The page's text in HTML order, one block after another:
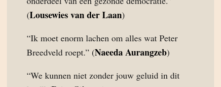
(Lousewies van der Laan)
“Ik moet enorm lachen om alles wat Peter
Breedveld roept.” (Naeeda Aurangzeb)
“We kunnen niet zonder jouw geluid in dit